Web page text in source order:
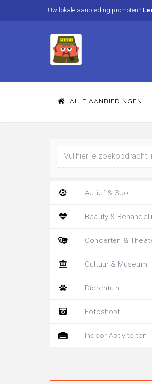
Uw lokale aanbieding promoten?
ALLE AANBIEDINGEN
Actief & Sport
Beauty &
Concerten &
Cultuur & Museum
Dierentuin
Fotoshoot
Indoor Activiteiten